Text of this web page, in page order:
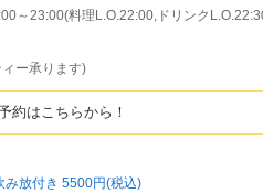
～23:00(料理L.O.22:00,ドリンク
ー承ります)
約はこちらから！
み放付き 5500円(税込)